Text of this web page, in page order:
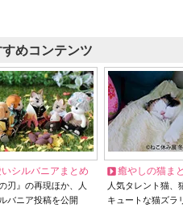
すめコンテンツ
シルバニアまとめ
刃』の再現ほか、人
バニア投稿を公開
癒やしの猫ま
人気タレント猫
キュートな猫ズラ